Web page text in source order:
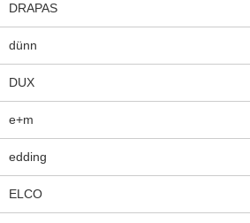
DRAPAS
dünn
DUX
e+m
edding
ELCO